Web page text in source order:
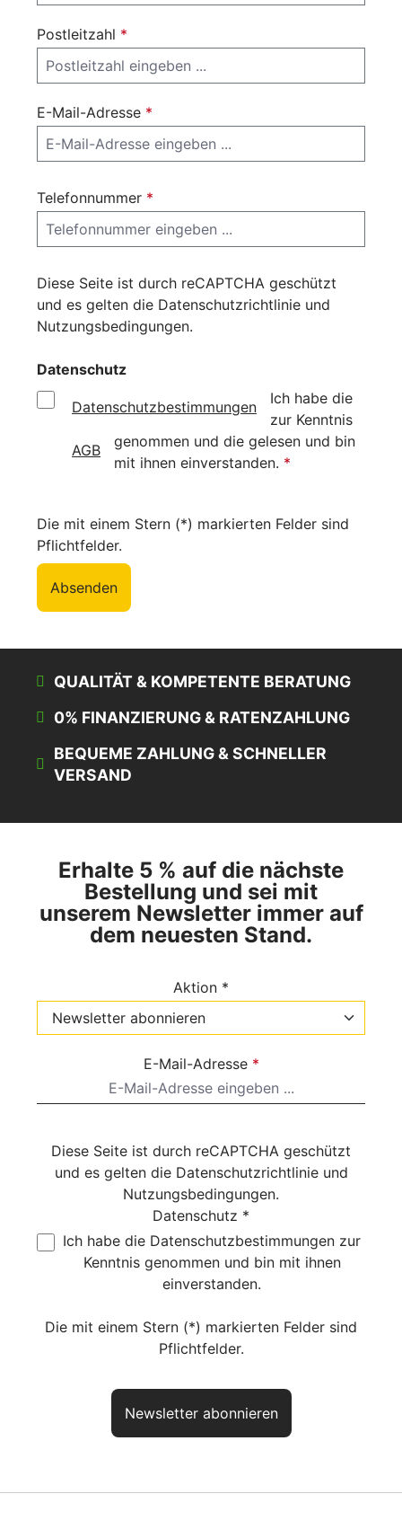
Postleitzahl *
E-Mail-Adresse *
Telefonnummer *
Diese Seite ist durch reCAPTCHA geschützt
und es gelten die Datenschutzrichtlinie und
Nutzungsbedingungen.
Datenschutz
Ich habe die
Datenschutzbestimmungen
zur Kenntnis
genommen und die
AGB
gelesen und bin
mit ihnen einverstanden. *
Die mit einem Stern (*) markierten Felder sind
Pflichtfelder.
Absenden
QUALITÄT & KOMPETENTE BERATUNG
0% FINANZIERUNG & RATENZAHLUNG
BEQUEME ZAHLUNG & SCHNELLER
VERSAND
Erhalte 5 % auf die nächste
Bestellung und sei mit
unserem Newsletter immer auf
dem neuesten Stand.
Aktion *
E-Mail-Adresse *
Diese Seite ist durch reCAPTCHA geschützt
und es gelten die Datenschutzrichtlinieund
Nutzungsbedingungen.
Datenschutz *
Ich habe die Datenschutzbestimmungen zur
Kenntnis genommen und bin mit ihnen
einverstanden.
Die mit einem Stern (*) markierten Felder sind
Pflichtfelder.
Newsletter abonnieren